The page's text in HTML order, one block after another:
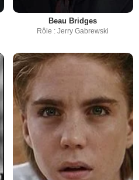
Beau Bridges
Rôle : Jerry Gabrewski